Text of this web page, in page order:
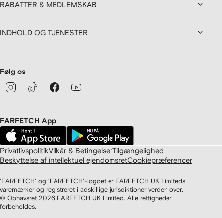
RABATTER & MEDLEMSKAB
INDHOLD OG TJENESTER
Følg os
FARFETCH App
PrivatlivspolitikVilkår & BetingelserTilgængelighed
Beskyttelse af intellektuel ejendomsretCookiepræferencer
'FARFETCH' og 'FARFETCH'-logoet er FARFETCH UK Limiteds
varemærker og registreret i adskillige jurisdiktioner verden over.
© Ophavsret 2026 FARFETCH UK Limited. Alle rettigheder
forbeholdes.